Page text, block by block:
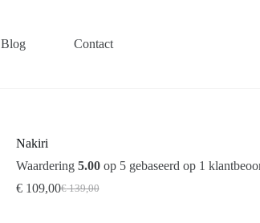
Blog Contact
Nakiri
Waardering 5.00op 5 gebaseerd op 1
€139,00
€109,00